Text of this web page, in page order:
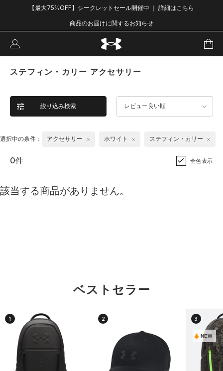
【最大75%OFF】シークレットセール開催中 ｜ 詳細はこちら
商品のお届けに関するお知らせ
ステフィン・カリー アクセサリー
絞り込み検索 レビュー良い順
選択中の条件： アクセサリー ホワイト ステフィン・カリー
0件 全色表示
該当する商品がありません。
ベストセラー
1 2 3
NEW